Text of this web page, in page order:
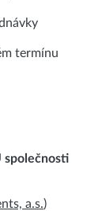
termínu
společnosti
a.s.)